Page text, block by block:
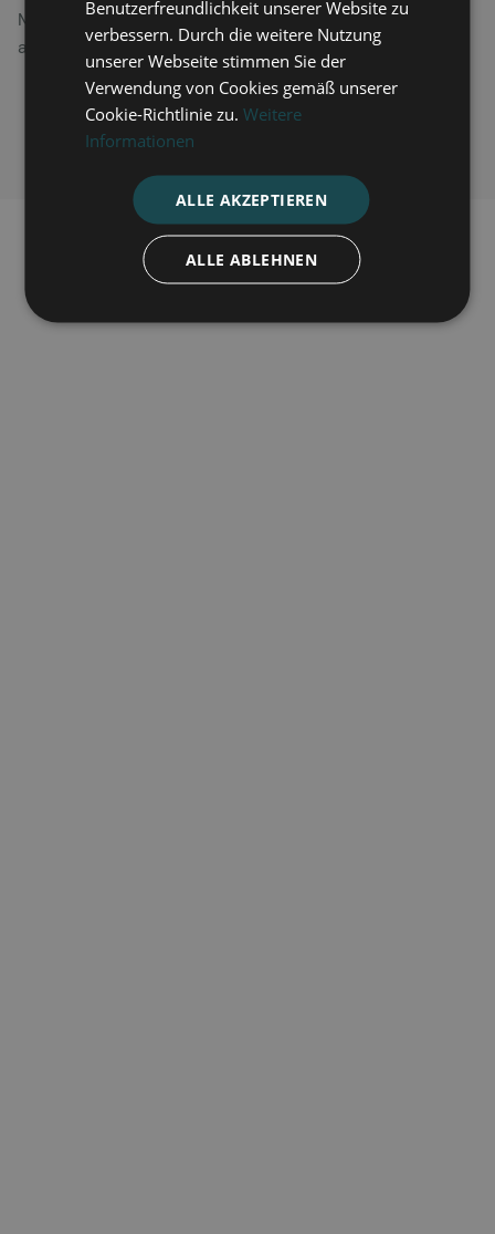
Mitbruder P. Piotr Chmielecki SCJ am Transporter, der
aus Spendengeldern finanziert wurde
Benutzerfreundlichkeit unserer Website zu
verbessern. Durch die weitere Nutzung
unserer Webseite stimmen Sie der
Verwendung von Cookies gemäß unserer
Cookie-Richtlinie zu.Weitere
Informationen
ALLE AKZEPTIEREN
ALLE ABLEHNEN